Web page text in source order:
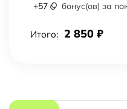
+57 бонус(ов) за
Итого: 2 850 ₽